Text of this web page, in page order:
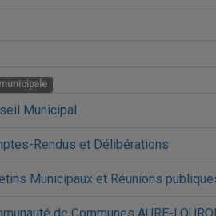
Municipal
Rendus et Délibérations
Municipaux et Réunions
de Communes AURE-